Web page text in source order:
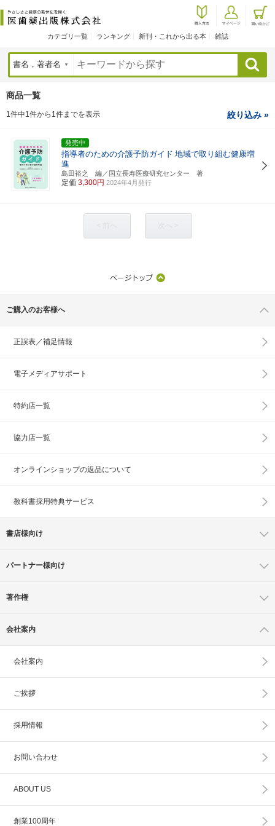
カテゴリ一覧 ランキング 新刊・これから出る本 雑誌
検索
商品一覧
1件中1件から1件までを表示 絞り込み »
発売中
指導者のための介護予防ガイド 地域で取り組む健康増
進
島田裕之 編／国立長寿医療研究センター 著
定価 3,300円 2024年4月発行
ご購入のお客様へ
正誤表／補足情報
電子メディアサポート
特約店一覧
協力店一覧
オンラインショップの返品について
教科書採用特典サービス
書店様向け
パートナー様向け
著作権
会社案内
会社案内
ご挨拶
採用情報
お問い合わせ
ABOUT US
創業100周年